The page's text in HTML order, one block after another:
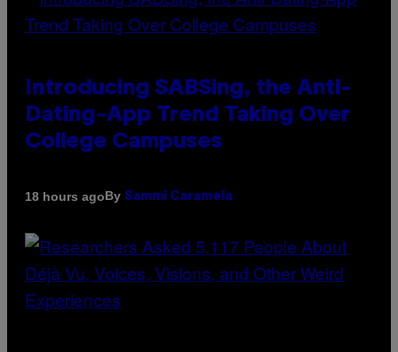
Introducing SABSing, the Anti-
Dating-App Trend Taking Over
College Campuses
18 hours agoBy Sammi Caramela